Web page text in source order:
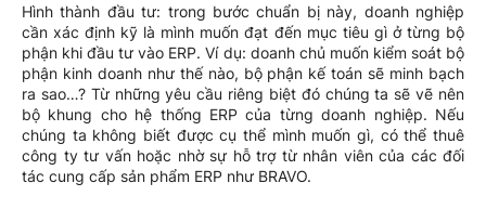
Hình thành đầu tư: trong bước chuẩn bị này, doanh nghiệp
cần xác định kỹ là mình muốn đạt đến mục tiêu gì ở từng bộ
phận khi đầu tư vào ERP. Ví dụ: doanh chủ muốn kiểm soát bộ
phận kinh doanh như thế nào, bộ phận kế toán sẽ minh bạch
ra sao…? Từ những yêu cầu riêng biệt đó chúng ta sẽ vẽ nên
bộ khung cho hệ thống ERP của từng doanh nghiệp. Nếu
chúng ta không biết được cụ thể mình muốn gì, có thể thuê
công ty tư vấn hoặc nhờ sự hỗ trợ từ nhân viên của các đối
tác cung cấp sản phẩm ERP như BRAVO.